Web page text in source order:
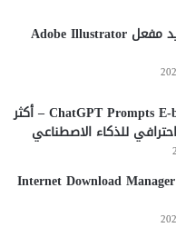
تحميل الاصدار الجديد مفعل Adobe Illustrator
تحميل 15000+ ChatGPT Prompts E-book – أكثر
تحميل مفعل كامل Internet Download Manager